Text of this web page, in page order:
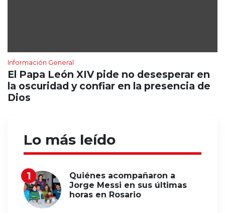
Información General
El Papa León XIV pide no desesperar en
la oscuridad y confiar en la presencia de
Dios
Lo más leído
Quiénes acompañaron a
Jorge Messi en sus últimas
horas en Rosario